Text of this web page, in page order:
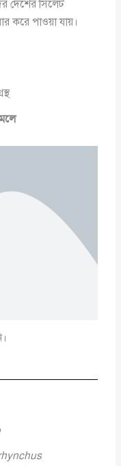
দেশের সিলেট
করে পাওয়া যায়।